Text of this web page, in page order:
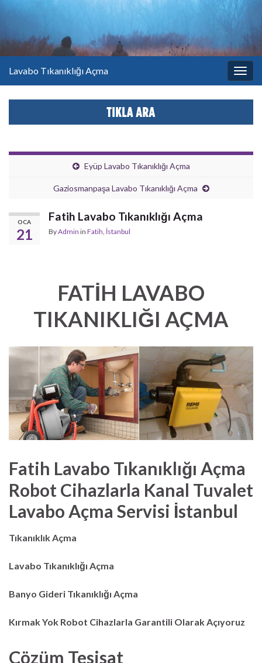
Lavabo Tıkanıklığı Açma
Eyüp Lavabo Tıkanıklığı Açma
Gaziosmanpaşa Lavabo Tıkanıklığı Açma
OCA
21
Fatih Lavabo Tıkanıklığı Açma
ByAdmin in Fatih İstanbul
FATİH LAVABO
TIKANIKLIĞI AÇMA
Fatih Lavabo Tıkanıklığı Açma
Robot Cihazlarla Kanal Tuvalet
Lavabo Açma Servisi İstanbul
Tıkanıklık Açma
Lavabo Tıkanıklığı Açma
Banyo Gideri Tıkanıklığı Açma
Kırmak Yok Robot Cihazlarla Garantili Olarak Açıyoruz
Çözüm Tesisat